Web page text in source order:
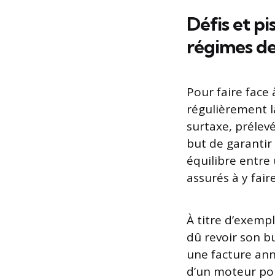
Défis et
régimes
Pour faire face
régulièrement
surtaxe,
but de garantir
équilibre entre
assurés à y
À titre
dû revoir son
une facture
d’un moteur